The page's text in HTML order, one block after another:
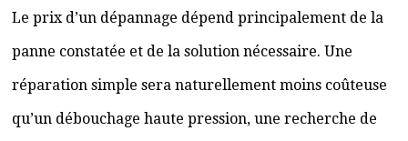
Le prix d’un dépannage dépend principalement de la
panne constatée et de la solution nécessaire. Une
réparation simple sera naturellement moins coûteuse
qu’un débouchage haute pression, une recherche de